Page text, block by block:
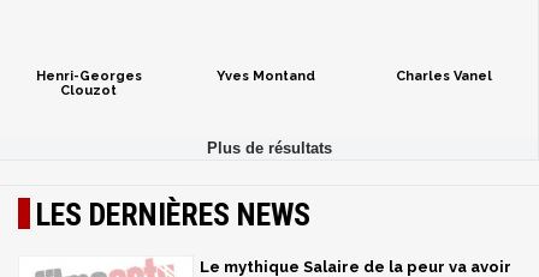
Henri-Georges
Clouzot
Yves Montand Charles Vanel
LES DERNIÈRES NEWS
Le mythique Salaire de la peur va avoir